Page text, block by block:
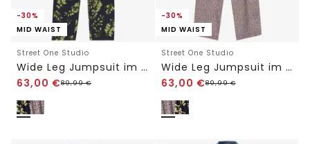
-30%
MID WAIST
Street One Studio
Wide Leg Jumpsuit im Casual Fit
63,00 €89,99€
-30%
MID WAIST
Street One Studio
Wide Leg Jumpsuit im Casual Fit
63,00 €89,99€